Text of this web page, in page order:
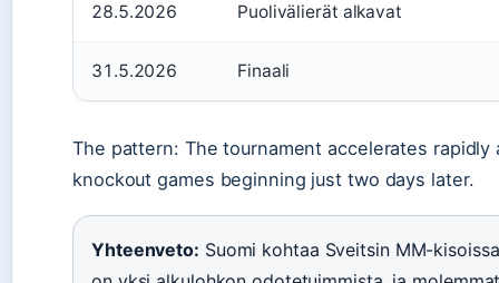
28.5.2026 Puolivälierät alkavat
31.5.2026 Finaali
The pattern: The tournament accelerates rapidly
knockout games beginning just two days later.
Yhteenveto: Suomi kohtaa Sveitsin MM-